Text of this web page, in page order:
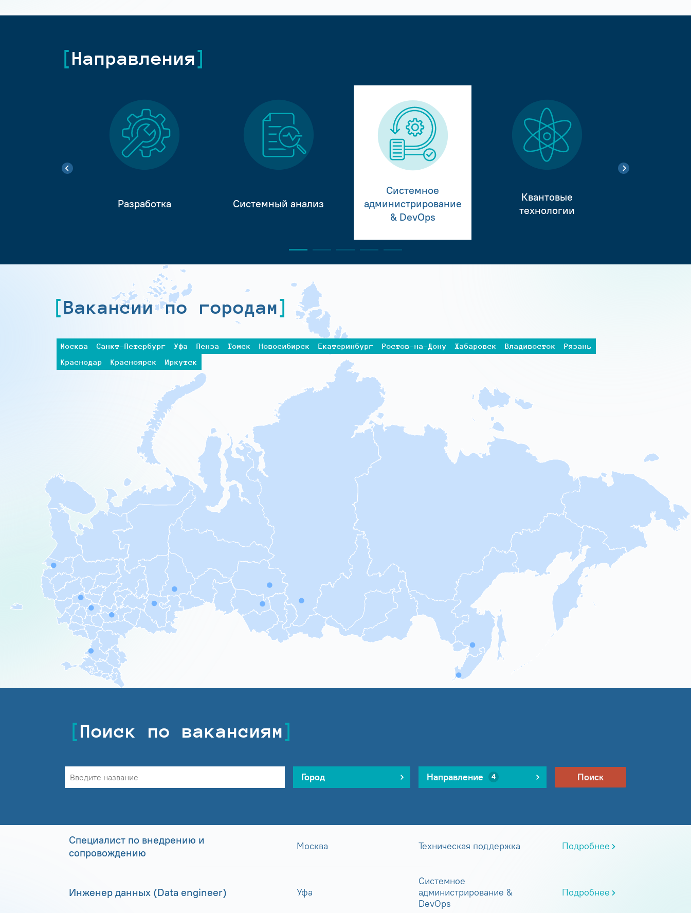
Направления
Разработка Системный анализ
Системное
администрирование
& DevOps
Квантовые
технологии
Вакансии по городам
Москва Санкт-Петербург Уфа Пенза Томск Новосибирск Екатеринбург Ростов-на-Дону Хабаровск Владивосток
Рязань
Краснодар
Красноярск Иркутск
Поиск по вакансиям
Город Направление 4 Поиск
Специалист по внедрению и
сопровождению
Москва Техническая поддержка Подробнее
Инженер данных (Data engineer) Уфа
Системное
администрирование &
DevOps
Подробнее